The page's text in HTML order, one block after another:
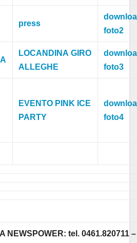
press
foto2
LOCANDINA GIRO
ALLEGHE
foto3
EVENTO PINK ICE
PARTY
foto4
NEWSPOWER: tel. 0461.820711